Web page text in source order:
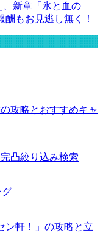
、新章「氷と血の
もお見逃し無く！
攻略とおすすめキャ
凸絞り込み検索
グ
ン軒！」の攻略と立